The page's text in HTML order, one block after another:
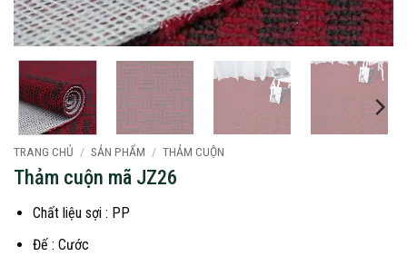
TRANG CHỦ / SẢN PHẨM / THẢM CUỘN
Thảm cuộn mã JZ26
Chất liệu sợi : PP
Đế : Cước